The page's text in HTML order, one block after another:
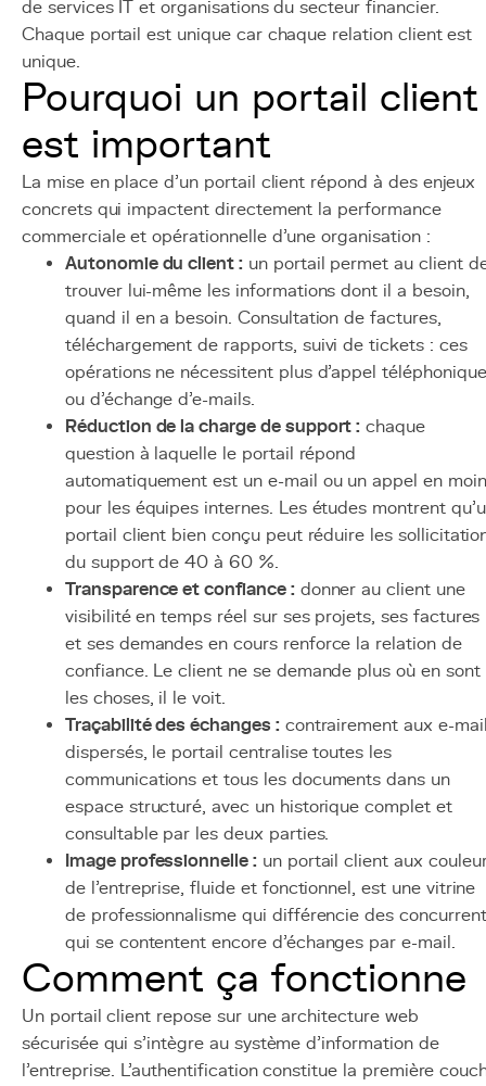
de services IT et organisations du secteur financier.
Chaque portail est unique car chaque relation client est
unique.
Pourquoi un portail client
est important
La mise en place d'un portail client répond à des enjeux
concrets qui impactent directement la performance
commerciale et opérationnelle d'une organisation :
Autonomie du client : un portail permet au client
trouver lui-même les informations dont il a besoin,
quand il en a besoin. Consultation de factures,
téléchargement de rapports, suivi de tickets : ces
opérations ne nécessitent plus d'appel téléphonique
ou d'échange d'e-mails.
Réduction de la charge de support : chaque
question à laquelle le portail répond
automatiquement est un e-mail ou un appel en
pour les équipes internes. Les études montrent
portail client bien conçu peut réduire les
du support de 40 à 60 %.
Transparence et confiance :donner au client une
visibilité en temps réel sur ses projets, ses factures
et ses demandes en cours renforce la relation de
confiance. Le client ne se demande plus où en sont
les choses, il le voit.
Traçabilité des échanges :contrairement aux e-
dispersés, le portail centralise toutes les
communications et tous les documents dans un
espace structuré, avec un historique complet et
consultable par les deux parties.
Image professionnelle :un portail client aux
de l'entreprise, fluide et fonctionnel, est une vitrine
de professionnalisme qui différencie des
qui se contentent encore d'échanges par e-mail.
Comment ça fonctionne
Un portail client repose sur une architecture web
sécurisée qui s'intègre au système d'information de
l'entreprise. L'authentification constitue la première